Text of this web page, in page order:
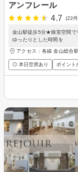
アンフレール
4.7
(22
金山駅徒歩5分★個室空間で
ゆったりとした時間を
アクセス：各線 金山総合
◎ 本日空席あり ポイント